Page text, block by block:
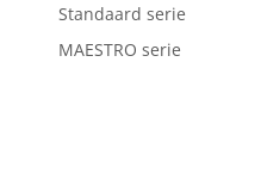
Standaard serie
MAESTRO serie